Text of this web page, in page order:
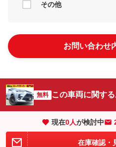
その他
お問い合わせ
無料 この車両に関す
現在0人が検討中
在庫確認・